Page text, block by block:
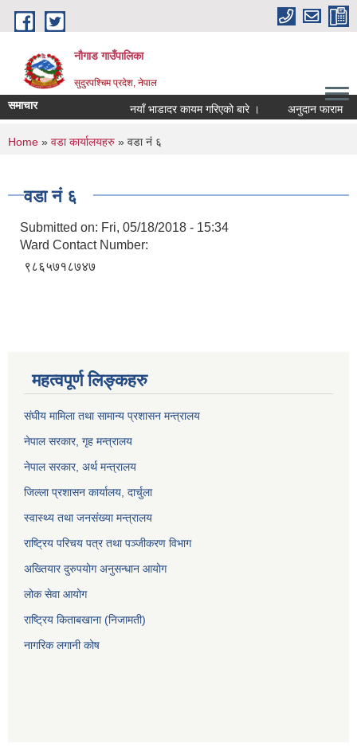
Skip to main content
नौगाड गाउँपालिका
सुदुरपश्चिम प्रदेश, नेपाल
समाचार नयाँ भाडादर कायम गरिएको बारे । अनुदान फाराम
You are here
Home » वडा कार्यालयहरु » वडा नं ६
वडा नं ६
Submitted on: Fri, 05/18/2018 - 15:34
Ward Contact Number:
९८६५७१८७४७
महत्वपूर्ण लिङ्कहरु
संघीय मामिला तथा सामान्य प्रशासन मन्त्रालय
नेपाल सरकार, गृह मन्त्रालय
नेपाल सरकार, अर्थ मन्त्रालय
जिल्ला प्रशासन कार्यालय, दार्चुला
स्वास्थ्य तथा जनसंख्या मन्त्रालय
राष्ट्रिय परिचय पत्र तथा पञ्जीकरण विभाग
अख्तियार दुरुपयोग अनुसन्धान आयोग
लोक सेवा आयोग
राष्ट्रिय किताबखाना (निजामती)
नागरिक लगानी कोष